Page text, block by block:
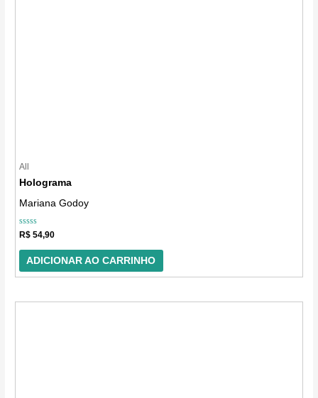
All
Holograma
Mariana Godoy
Avaliação
de
R$ 54,90
ADICIONAR AO CARRINHO